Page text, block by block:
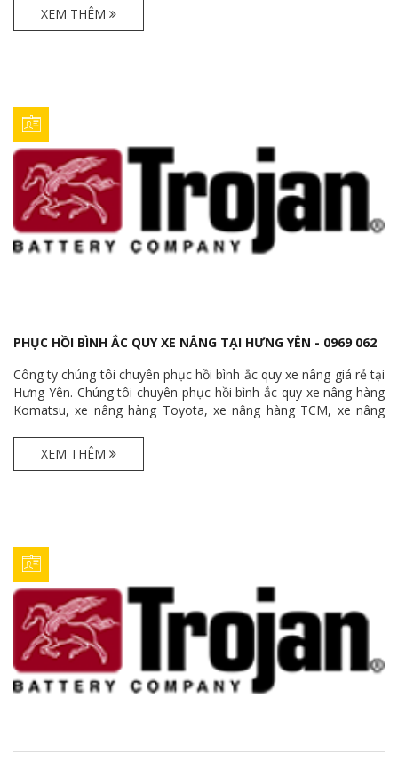
nâng hàng Huyndai với giá cả cạnh tranh.
XEM THÊM
PHỤC HỒI BÌNH ẮC QUY XE NÂNG TẠI HƯNG YÊN - 0969 062
Công ty chúng tôi chuyên phục hồi bình ắc quy xe nâng giá rẻ tại
Hưng Yên. Chúng tôi chuyên phục hồi bình ắc quy xe nâng hàng
Komatsu, xe nâng hàng Toyota, xe nâng hàng TCM, xe nâng
nâng hàng Huyndai với giá cả cạnh tranh.
XEM THÊM